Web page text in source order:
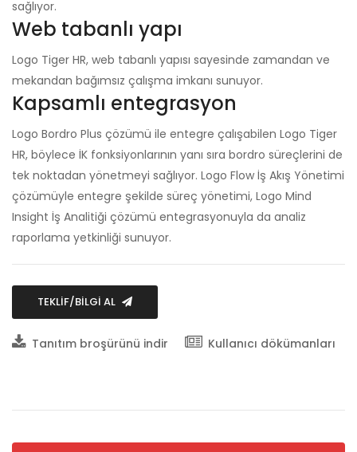
sağlıyor.
Web tabanlı yapı
Logo Tiger HR, web tabanlı yapısı sayesinde zamandan ve
mekandan bağımsız çalışma imkanı sunuyor.
Kapsamlı entegrasyon
Logo Bordro Plus çözümü ile entegre çalışabilen Logo Tiger
HR, böylece İK fonksiyonlarının yanı sıra bordro süreçlerini de
tek noktadan yönetmeyi sağlıyor. Logo Flow İş Akış Yönetimi
çözümüyle entegre şekilde süreç yönetimi, Logo Mind
Insight İş Analitiği çözümü entegrasyonuyla da analiz
raporlama yetkinliği sunuyor.
TEKLİF/BİLGİ AL
Tanıtım broşürünü indir Kullanıcı dökümanları